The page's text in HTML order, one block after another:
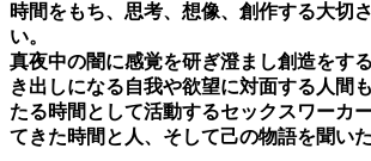
時間をもち、思考、想像、創作する大切
い。
真夜中の闇に感覚を研ぎ澄まし創造をす
き出しになる自我や欲望に対面する人間
たる時間として活動するセックスワーカ
てきた時間と人、そして己の物語を聞いた